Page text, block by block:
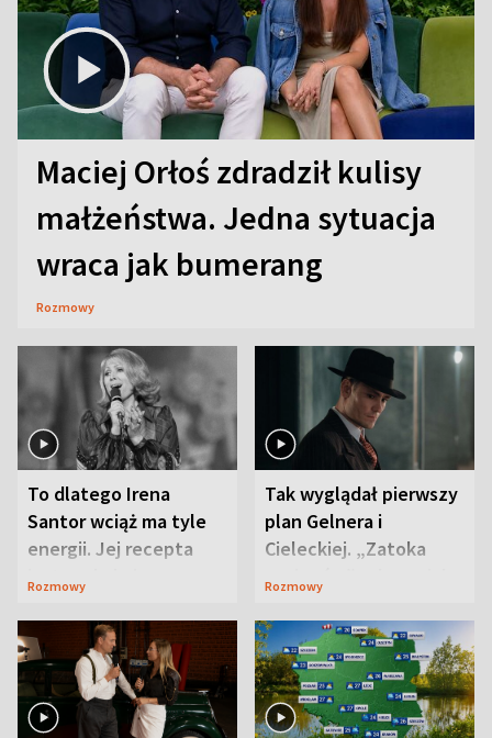
Maciej Orłoś zdradził kulisy
małżeństwa. Jedna sytuacja
wraca jak bumerang
Rozmowy
To dlatego Irena
Santor wciąż ma tyle
energii. Jej recepta
jest zaskakująco
Rozmowy
Tak wyglądał pierwszy
plan Gelnera i
Cieleckiej. „Zatoka
szpiegów” od razu ich
Rozmowy